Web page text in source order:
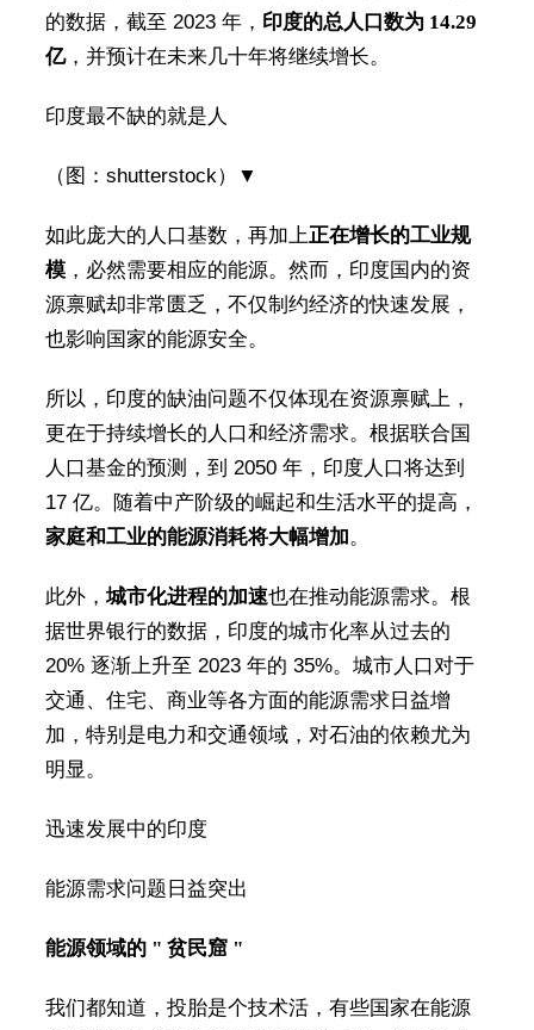
的数据，截至 2023 年， 印度的总人口数为 14.29
亿，并预计在未来几十年将继续增长。
印度最不缺的就是人
（图：shutterstock）▼
如此庞大的人口基数，再加上正在增长的工业规
模，必然需要相应的能源。然而，印度国内的资
源禀赋却非常匮乏，不仅制约经济的快速发展，
也影响国家的能源安全。
所以，印度的缺油问题不仅体现在资源禀赋上，
更在于持续增长的人口和经济需求。根据联合国
人口基金的预测，到 2050 年，印度人口将达到
17 亿。随着中产阶级的崛起和生活水平的提高，
家庭和工业的能源消耗将大幅增加。
此外， 城市化进程的加速也在推动能源需求。根
据世界银行的数据，印度的城市化率从过去的
20% 逐渐上升至 2023 年的 35%。城市人口对于
交通、住宅、商业等各方面的能源需求日益增
加，特别是电力和交通领域，对石油的依赖尤为
明显。
迅速发展中的印度
能源需求问题日益突出
能源领域的 " 贫民窟 "
我们都知道，投胎是个技术活，有些国家在能源